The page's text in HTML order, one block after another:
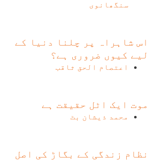
سنگھانوی
اس شاہراہ پر چلنا دنیا کے
لیے کیوں ضروری ہے؟
اعتصام الحق ثاقب
موت ایک اٹل حقیقت ہے
محمد ذیشان بٹ
نظامِ زندگی کے بگاڑ کی اصل